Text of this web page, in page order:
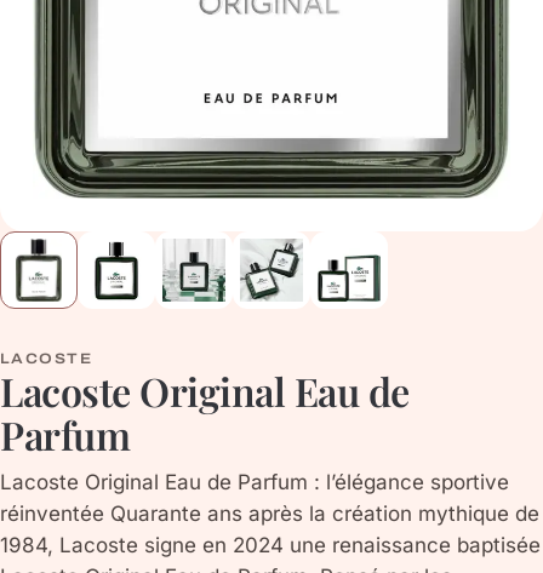
LACOSTE
Lacoste Original Eau de
Parfum
Lacoste Original Eau de Parfum : l’élégance sportive
réinventée Quarante ans après la création mythique de
1984, Lacoste signe en 2024 une renaissance baptisée